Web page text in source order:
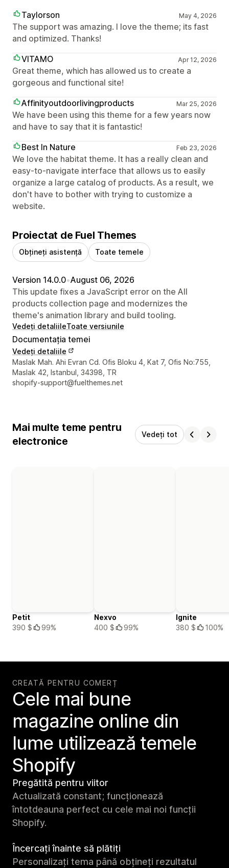
Taylorson May 4, 2026
The support was amazing. I love the theme; its fast
and optimized. Thanks!
VITAMO
Apr 12, 2026
Great theme, which has allowed us to create a
gorgeous and functional site!
Affinityoutdoorlivingproducts
Mar 25, 2026
We have been using this theme for a few years now
and have to say that it is fantastic!
Best In Nature
Feb 23, 2026
We love the habitat theme. It has a really clean and
easy-to-navigate interface that allows us to easily
organize a large catalog of products. As a result, we
don't have to bother with trying to customize a
website.
Proiectat de Fuel Themes
Obțineți asistență Toate temele
Version 14.0.0•August 06, 2026
This update fixes a JavaScript error on the All
products collection page and modernizes the
theme's animation library and build tooling.
Vedeți detaliileToate versiunile
Documentația temei
Vedeți detaliile
Detaliile de contact ale designerului
Maslak Mah. Ahi Evran Cd. Ofis Bloku 4, Kat 7, Ofis No:755,
Maslak 42, Istanbul, 34398, TR
shopify-support@fuelthemes.net
Mai multe teme pentru
electronice
Vedeți tot
Petit
390 $
99%
Nexvo
400 $
99%
Ignite
380 $
100%
CREATĂ PENTRU COMERȚ
Cele mai bune
magazine online din
lume utilizează temele
Shopify
Pregătită pentru viitor
Actualizată constant; funcționează
întotdeauna perfect cu cele mai noi funcții
Shopify.
Încercați înainte să plătiți
Personalizați tema până obțineți rezultatul